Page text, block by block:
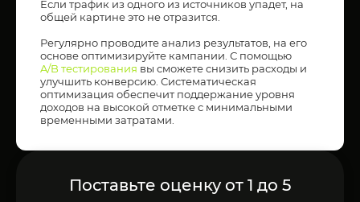
Если трафик из одного из источников упадет, на
общей картине это не отразится.
Регулярно проводите анализ результатов, на его
основе оптимизируйте кампании. С помощью
A/B тестирования вы сможете снизить расходы и
улучшить конверсию. Систематическая
оптимизация обеспечит поддержание уровня
доходов на высокой отметке с минимальными
временными затратами.
Поставьте оценку от 1 до 5